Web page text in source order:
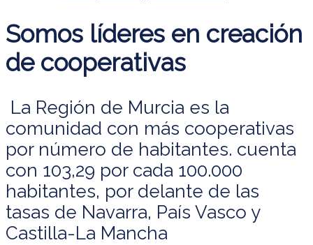
Somos líderes en creación
de cooperativas
La Región de Murcia es la
comunidad con más cooperativas
por número de habitantes. cuenta
con 103,29 por cada 100.000
habitantes, por delante de las
tasas de Navarra, País Vasco y
Castilla-La Mancha